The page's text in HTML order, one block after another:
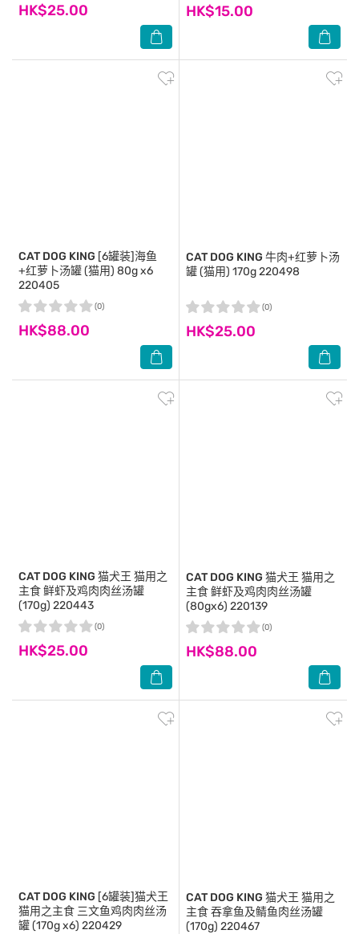
HK$25.00 HK$15.00
CAT DOG KING [6罐装]海鱼
+红萝卜汤罐 (猫用) 80g x6
220405
HK$88.00
(0)
CAT DOG KING 牛肉+红萝卜汤
罐 (猫用) 170g 220498
HK$25.00
(0)
CAT DOG KING 猫犬王 猫用之
主食 鲜虾及鸡肉肉丝汤罐
(170g) 220443
HK$25.00
(0)
CAT DOG KING 猫犬王 猫用之
主食 鲜虾及鸡肉肉丝汤罐
(80gx6) 220139
HK$88.00
(0)
CAT DOG KING [6罐装]猫犬王
猫用之主食 三文鱼鸡肉肉丝汤
罐 (170g x6) 220429
CAT DOG KING 猫犬王 猫用之
主食 吞拿鱼及鲭鱼肉丝汤罐
(170g) 220467